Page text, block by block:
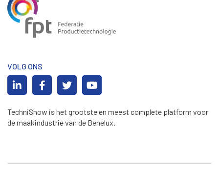
VOLG ONS
TechniShow is het grootste en meest complete platform voor
de maakindustrie van de Benelux.